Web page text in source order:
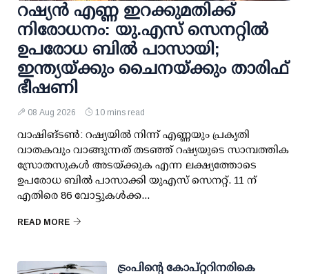
റഷ്യന്‍ എണ്ണ ഇറക്കുമതിക്ക്
നിരോധനം: യു.എസ് സെനറ്റില്‍
ഉപരോധ ബില്‍ പാസായി;
ഇന്ത്യയ്ക്കും ചൈനയ്ക്കും താരിഫ്
ഭീഷണി
08 Aug 2026 10 mins read
വാഷിങ്ടണ്‍: റഷ്യയില്‍ നിന്ന് എണ്ണയും പ്രകൃതി
വാതകവും വാങ്ങുന്നത് തടഞ്ഞ് റഷ്യയുടെ സാമ്പത്തിക
സ്രോതസുകള്‍ അടയ്ക്കുക എന്ന ലക്ഷ്യത്തോടെ
ഉപരോധ ബില്‍ പാസാക്കി യുഎസ് സെനറ്റ്. 11 ന്
എതിരെ 86 വോട്ടുകള്‍ക്ക...
READ MORE
ട്രംപിന്റെ കോപ്റ്ററിനരികെ